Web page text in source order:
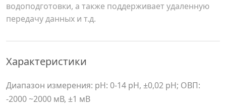
водоподготовки, а также поддерживает удаленную
передачу данных и т.д.
Характеристики
Диапазон измерения: pH: 0-14 pH, ±0,02 pH; ОВП:
-2000 ~2000 мВ, ±1 мВ